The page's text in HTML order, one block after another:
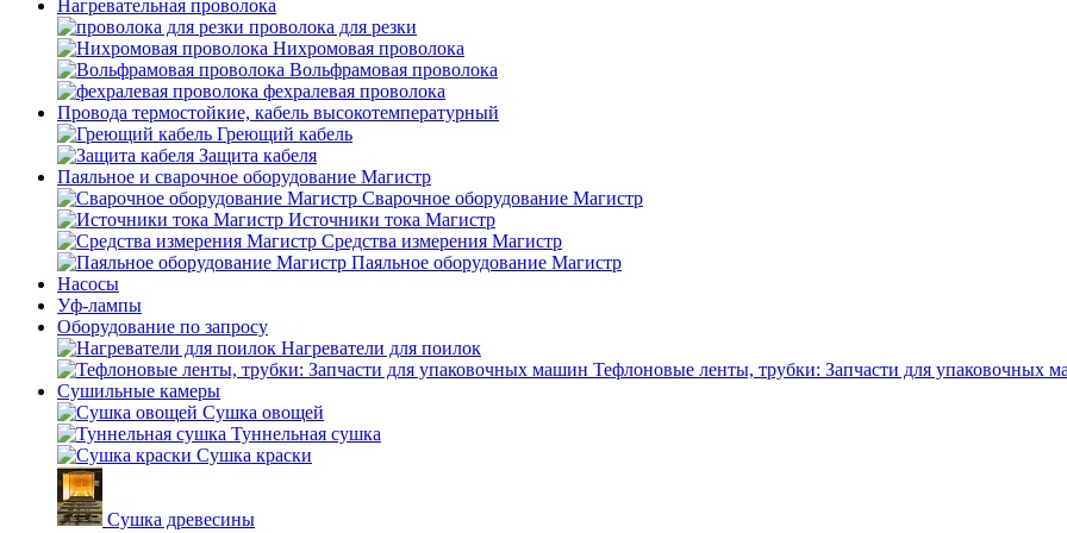
Нагревательная проволока
проволока для резки
Нихромовая проволока
Вольфрамовая проволока
фехралевая проволока
Провода термостойкие, кабель высокотемпературный
Греющий кабель
Защита кабеля
Паяльное и сварочное оборудование Магистр
Сварочное оборудование Магистр
Источники тока Магистр
Средства измерения Магистр
Паяльное оборудование Магистр
Насосы
Уф-лампы
Оборудование по запросу
Нагреватели для поилок
Тефлоновые ленты, трубки: Запчасти для упаковочных
Сушильные камеры
Сушка овощей
Туннельная сушка
Сушка краски
Сушка древесины